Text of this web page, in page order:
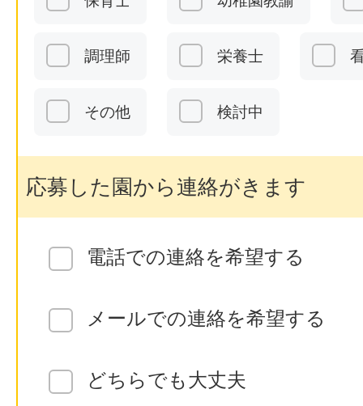
調理師 栄養士
その他 検討中
応募した園から連絡がきます
電話での連絡を希望する
メールでの連絡を希望する
どちらでも大丈夫